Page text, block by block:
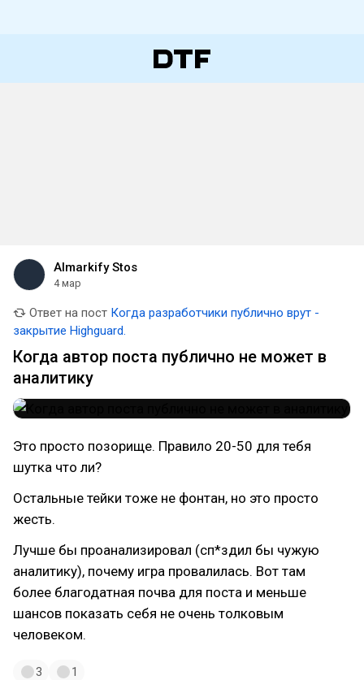
Almarkify Stos
4 мар
Ответ на пост Когда разработчики публично врут -
закрытие Highguard.
Когда автор поста публично не может в
аналитику
Это просто позорище. Правило 20-50 для тебя
шутка что ли?
Остальные тейки тоже не фонтан, но это просто
жесть.
Лучше бы проанализировал (сп*здил бы чужую
аналитику), почему игра провалилась. Вот там
более благодатная почва для поста и меньше
шансов показать себя не очень толковым
человеком.
3 1